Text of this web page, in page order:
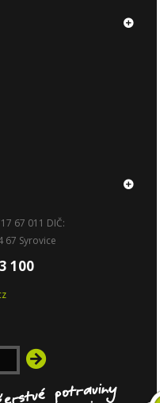
67 011 DIČ:
67 Syrovice
100